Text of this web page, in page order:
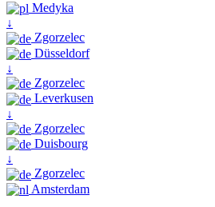
Medyka
↓
Zgorzelec
Düsseldorf
↓
Zgorzelec
Leverkusen
↓
Zgorzelec
Duisbourg
↓
Zgorzelec
Amsterdam